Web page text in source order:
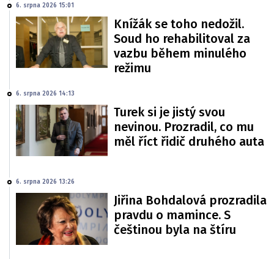
6. srpna 2026 15:01
Knížák se toho nedožil.
Soud ho rehabilitoval za
vazbu během minulého
režimu
6. srpna 2026 14:13
Turek si je jistý svou
nevinou. Prozradil, co mu
měl říct řidič druhého auta
6. srpna 2026 13:26
Jiřina Bohdalová prozradila
pravdu o mamince. S
češtinou byla na štíru